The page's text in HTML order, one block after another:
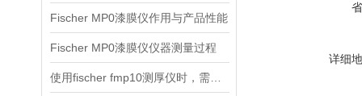
Fischer MP0漆膜仪作用与产品性能
Fischer MP0漆膜仪仪器测量过程
详细